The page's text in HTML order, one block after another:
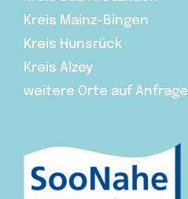
Kreis Mainz-Bingen
Kreis Hunsrück
Kreis Alzey
weitere Orte auf Anfrage